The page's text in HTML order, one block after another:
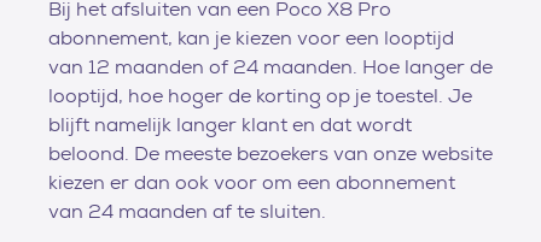
Bij het afsluiten van een Poco X8 Pro
abonnement, kan je kiezen voor een looptijd
van 12 maanden of 24 maanden. Hoe langer de
looptijd, hoe hoger de korting op je toestel. Je
blijft namelijk langer klant en dat wordt
beloond. De meeste bezoekers van onze website
kiezen er dan ook voor om een abonnement
van 24 maanden af te sluiten.